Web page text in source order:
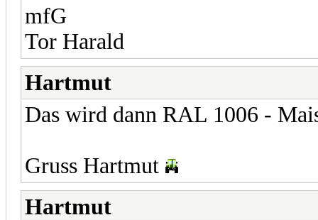
mfG
Tor Harald
Hartmut
Das wird dann RAL 1006 -
Gruss Hartmut
Hartmut